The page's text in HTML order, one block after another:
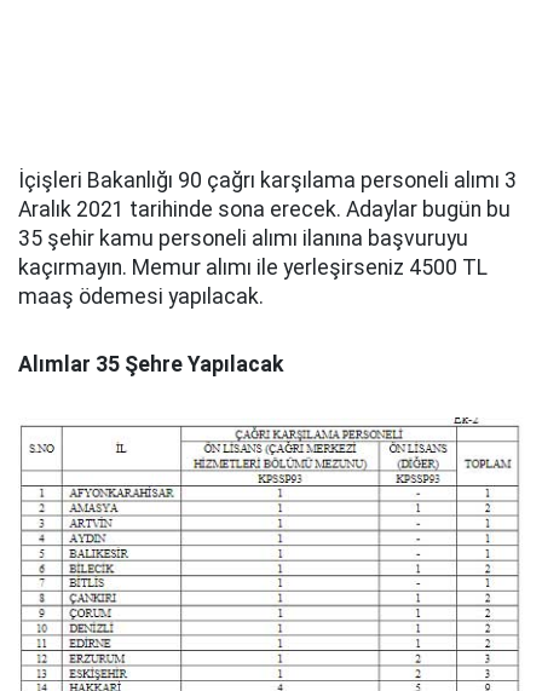
İçişleri Bakanlığı 90 çağrı karşılama personeli alımı 3
Aralık 2021 tarihinde sona erecek. Adaylar bugün bu
35 şehir kamu personeli alımı ilanına başvuruyu
kaçırmayın. Memur alımı ile yerleşirseniz 4500 TL
maaş ödemesi yapılacak.
Alımlar 35 Şehre Yapılacak